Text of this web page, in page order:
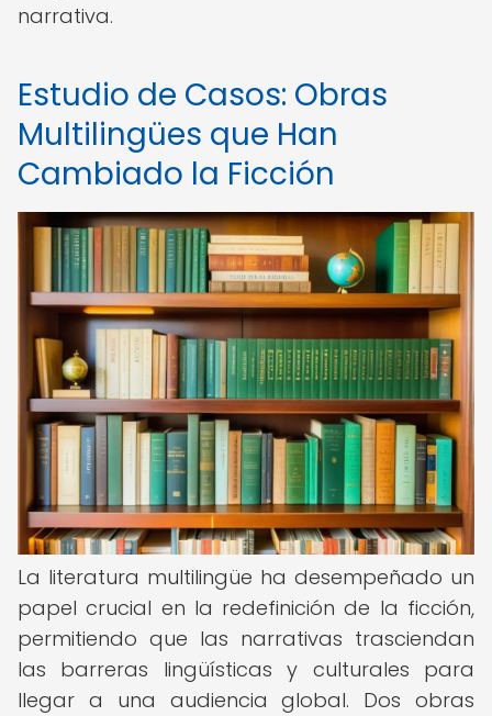
narrativa.
Estudio de Casos: Obras
Multilingües que Han
Cambiado la Ficción
La literatura multilingüe ha desempeñado un
papel crucial en la redefinición de la ficción,
permitiendo que las narrativas trasciendan
las barreras lingüísticas y culturales para
llegar a una audiencia global. Dos obras